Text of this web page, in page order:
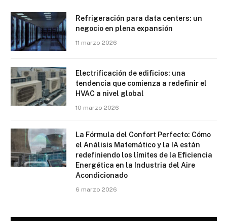
Refrigeración para data centers: un
negocio en plena expansión
11 marzo 2026
Electrificación de edificios: una
tendencia que comienza a redefinir el
HVAC a nivel global
10 marzo 2026
La Fórmula del Confort Perfecto: Cómo
el Análisis Matemático y la IA están
redefiniendo los límites de la Eficiencia
Energética en la Industria del Aire
Acondicionado
6 marzo 2026